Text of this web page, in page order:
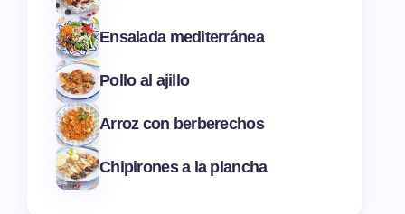
Ensalada mediterránea
Pollo al ajillo
Arroz con berberechos
Chipirones a la plancha